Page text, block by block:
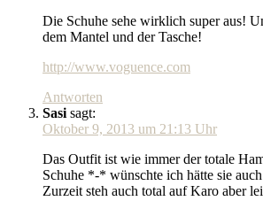
Die Schuhe sehe wirklich super aus!
dem Mantel und der Tasche!
http://www.voguence.com
Antworten
Sasi sagt:
Oktober 9, 2013 um 21:13 Uhr
Das Outfit ist wie immer der totale
Schuhe *-* wünschte ich hätte sie
Zurzeit steh auch total auf Karo aber